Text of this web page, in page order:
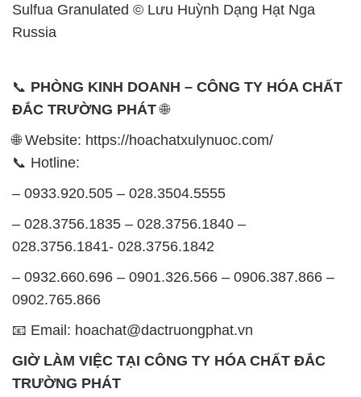
Sulfua Granulated © Lưu Huỳnh Dạng Hạt Nga
Russia
📞 PHÒNG KINH DOANH – CÔNG TY HÓA CHẤT
ĐẮC TRƯỜNG PHÁT🌐
🌐 Website: https://hoachatxulynuoc.com/
📞 Hotline:
– 0933.920.505 – 028.3504.5555
– 028.3756.1835 – 028.3756.1840 –
028.3756.1841- 028.3756.1842
– 0932.660.696 – 0901.326.566 – 0906.387.866 –
0902.765.866
📧 Email: hoachat@dactruongphat.vn
GIỜ LÀM VIỆC TẠI CÔNG TY HÓA CHẤT ĐẮC
TRƯỜNG PHÁT